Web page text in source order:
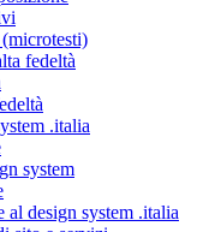
fedeltà
.italia
system
design system .italia